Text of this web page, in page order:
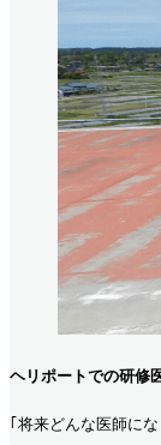
ヘリポートでの研修
｢将来どんな医師に